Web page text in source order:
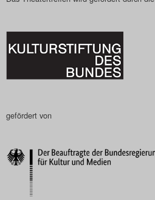
gefördert von